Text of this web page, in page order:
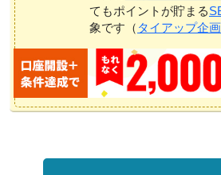
てもポイントが貯まる
象です（ タイアップ企